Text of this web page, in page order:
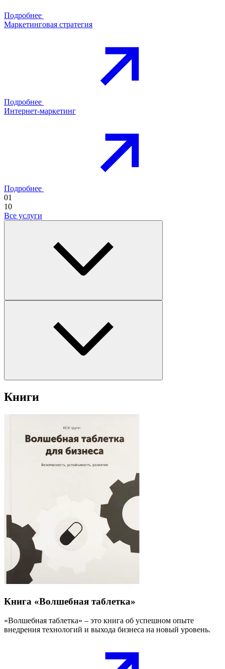
Подробнее
Маркетинговая стратегия
Подробнее
Интернет-маркетинг
Подробнее
01
10
Все услуги
Книги
Книга «Волшебная таблетка»
«Волшебная таблетка» – это книга об успешном опыте
внедрения технологий и выхода бизнеса на новый уровень.